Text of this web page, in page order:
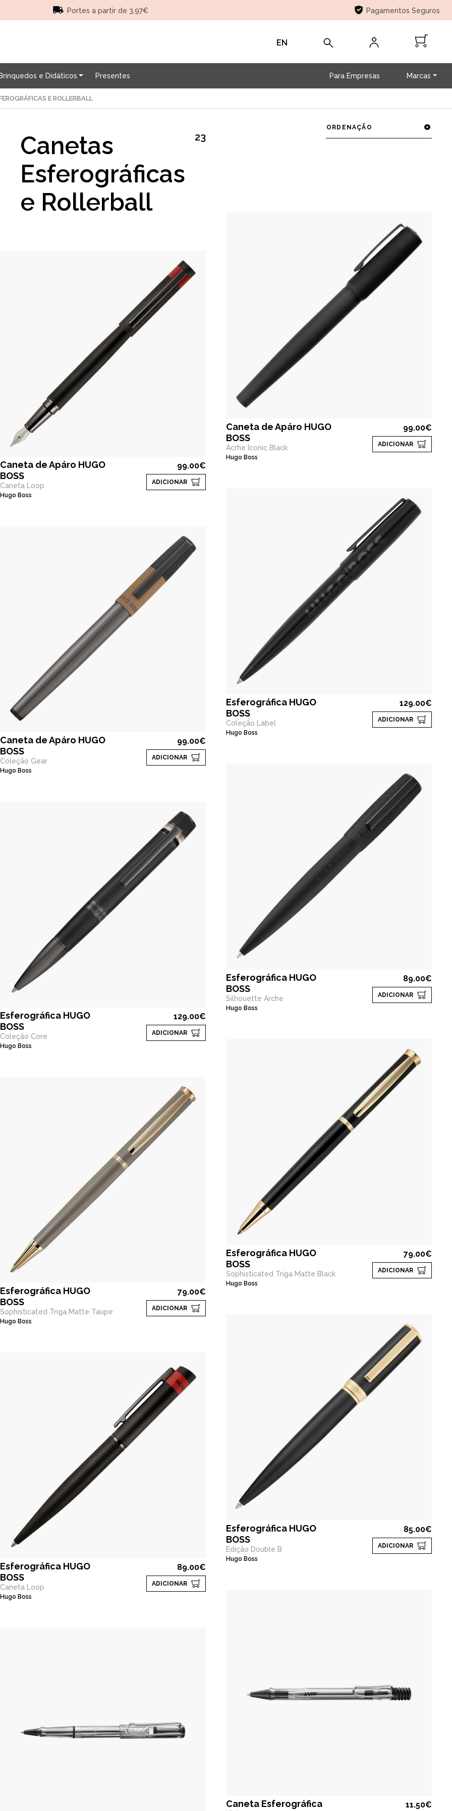
Portes a partir de 3,97€ Pagamentos Seguros
EN
Brinquedos e Didáticos Presentes Para Empresas Marcas
E ROLLERBALL
ORDENAÇÃO
Canetas
Esferográficas
e Rollerball
23
Caneta de Apáro HUGO
BOSS
Caneta Loop
Hugo Boss
99.00€
ADICIONAR
Caneta de Apáro HUGO
BOSS
Acrhe Iconic Black
Hugo Boss
99.00€
ADICIONAR
Caneta de Apáro HUGO
BOSS
Coleção Gear
Hugo Boss
99.00€
ADICIONAR
Esferográfica HUGO
BOSS
Coleção Label
Hugo Boss
129.00€
ADICIONAR
Esferográfica HUGO
BOSS
Coleção Core
Hugo Boss
129.00€
ADICIONAR
Esferográfica HUGO
BOSS
Silhouette Arche
Hugo Boss
89.00€
ADICIONAR
Esferográfica HUGO
BOSS
Sophisticated Triga Matte Taupe
Hugo Boss
79.00€
ADICIONAR
Esferográfica HUGO
BOSS
Sophisticated Triga Matte Black
Hugo Boss
79.00€
ADICIONAR
Esferográfica HUGO
BOSS
Caneta Loop
Hugo Boss
89.00€
ADICIONAR
Esferográfica HUGO
BOSS
Edição Double B
Hugo Boss
85.00€
ADICIONAR
Caneta Esferográfica 11.50€